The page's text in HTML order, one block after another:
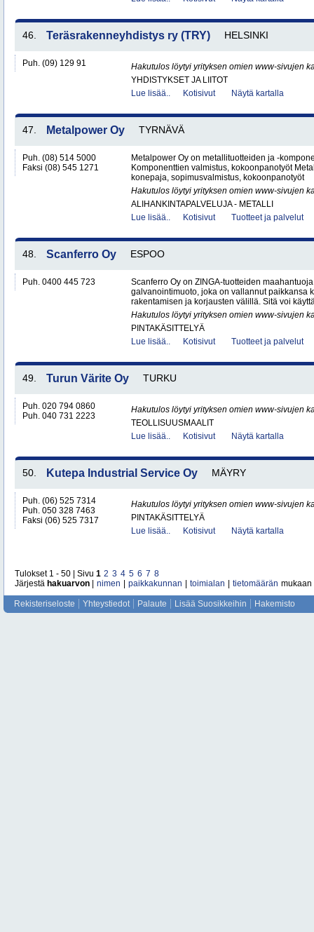
46. Teräsrakenneyhdistys ry (TRY) HELSINKI
Puh. (09) 129 91
Hakutulos löytyi yrityksen omien www-sivujen
YHDISTYKSET JA LIITOT
Lue lisää..
Kotisivut Näytä kartalla
47. Metalpower Oy TYRNÄVÄ
Puh. (08) 514 5000
Faksi (08) 545 1271
Metalpower Oy on metallituotteiden ja -
Komponenttien valmistus, kokoonpanotyöt
konepaja, sopimusvalmistus, kokoonpanotyöt
Hakutulos löytyi yrityksen omien www-sivujen
ALIHANKINTAPALVELUJA - METALLI
Lue lisää..
Kotisivut Tuotteet ja palvelut
48. Scanferro Oy ESPOO
Puh. 0400 445 723
Scanferro Oy on ZINGA-tuotteiden
galvanointimuoto, joka on vallannut paikkansa
rakentamisen ja korjausten välillä. Sitä voi
Hakutulos löytyi yrityksen omien www-sivujen
PINTAKÄSITTELYÄ
Lue lisää..
Kotisivut Tuotteet ja palvelut
49. Turun Värite Oy TURKU
Puh. 020 794 0860
Puh. 040 731 2223
Hakutulos löytyi yrityksen omien www-sivujen
TEOLLISUUSMAALIT
Lue lisää..
Kotisivut Näytä kartalla
50. Kutepa Industrial Service Oy MÄYRY
Puh. (06) 525 7314
Puh. 050 328 7463
Faksi (06) 525 7317
Hakutulos löytyi yrityksen omien www-sivujen
PINTAKÄSITTELYÄ
Lue lisää..
Kotisivut Näytä kartalla
Tulokset 1 - 50 | Sivu 1 2 3 4 5 6 7 8
Järjestä hakuarvon nimen paikkakunnan toimialan tietomäärän mukaan
Rekisteriseloste Yhteystiedot Palaute Lisää Suosikkeihin Hakemisto